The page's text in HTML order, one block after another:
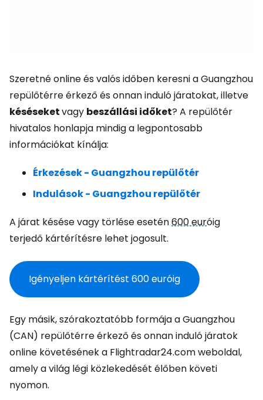
Szeretné online és valós időben keresni a Guangzhou
repülőtérre érkező és onnan induló járatokat, illetve
késéseketvagy beszállási időket? A repülőtér
hivatalos honlapja mindig a legpontosabb
információkat kínálja:
Érkezések - Guangzhou repülőtér
Indulások - Guangzhou repülőtér
A járat késése vagy törlése esetén600 euróig
terjedő kártérítésre lehet jogosult.
Igényeljen kártérítést 600 euróig
Egy másik, szórakoztatóbb formája a Guangzhou
(CAN) repülőtérre érkező és onnan induló járatok
online követésének a Flightradar24.com weboldal,
amely a világ légi közlekedését élőben követi
nyomon.